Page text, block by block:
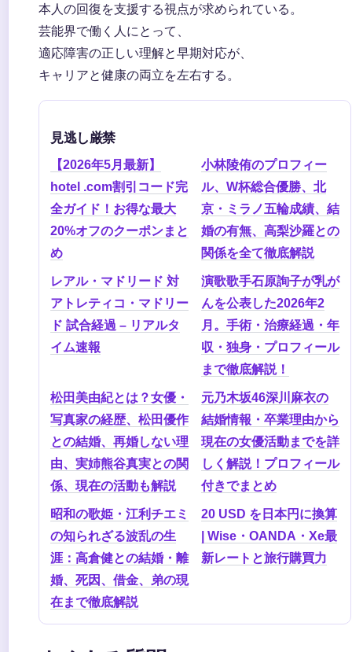
本人の回復を支援する視点が求められている。
芸能界で働く人にとって、
適応障害の正しい理解と早期対応が、
キャリアと健康の両立を左右する。
見逃し厳禁
【2026年5月最新】
hotel .com割引コード完
全ガイド！お得な最大
20%オフのクーポンまと
め
小林陵侑のプロフィー
ル、W杯総合優勝、北
京・ミラノ五輪成績、結
婚の有無、高梨沙羅との
関係を全て徹底解説
レアル・マドリード 対
アトレティコ・マドリー
ド 試合経過 – リアルタ
イム速報
演歌歌手石原詢子が乳が
んを公表した2026年2
月。手術・治療経過・年
収・独身・プロフィール
まで徹底解説！
松田美由紀とは？女優・
写真家の経歴、松田優作
との結婚、再婚しない理
由、実姉熊谷真実との関
係、現在の活動も解説
元乃木坂46深川麻衣の
結婚情報・卒業理由から
現在の女優活動までを詳
しく解説！プロフィール
付きでまとめ
昭和の歌姫・江利チエミ
の知られざる波乱の生
涯：高倉健との結婚・離
婚、死因、借金、弟の現
在まで徹底解説
20 USD を日本円に換算
| Wise・OANDA・Xe最
新レートと旅行購買力